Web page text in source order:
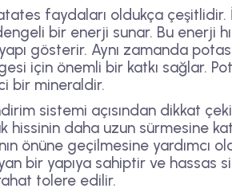
faydaları oldukça
bir enerji sunar. Bu enerji
gösterir. Aynı zamanda
için önemli bir katkı sağlar.
bir mineraldir.
sistemi açısından dikkat
daha uzun sürmesine
önüne geçilmesine yardımcı
bir yapıya sahiptir ve hassas
tolere edilir.